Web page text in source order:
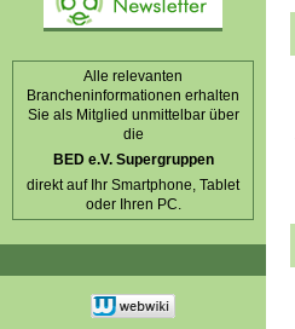
Alle relevanten
Brancheninformationen erhalten
Sie als Mitglied unmittelbar über
die
BED e.V. Supergruppen
direkt auf Ihr Smartphone, Tablet
oder Ihren PC.